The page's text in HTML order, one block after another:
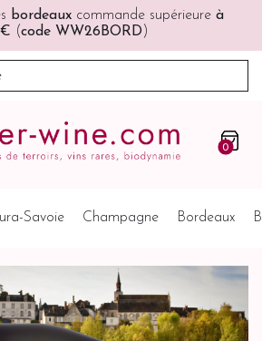
partir de 200€ (France, Allemagne,
Pays-Bas)
0
Savoie Champagne Bordeaux